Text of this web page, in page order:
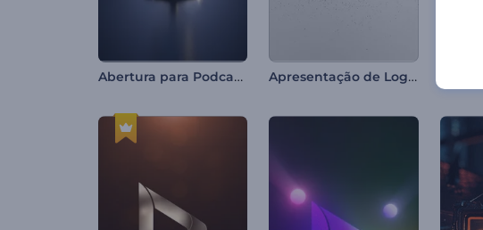
Abertura para Podcasts Apresentação de Logotipo - Fumaça Giratória